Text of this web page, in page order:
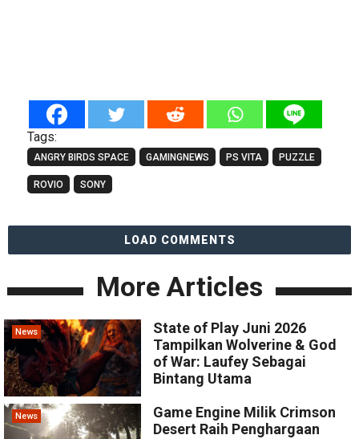
Tags:
ANGRY BIRDS SPACE GAMINGNEWS PS VITA PUZZLE
ROVIO SONY
LOAD COMMENTS
More Articles
News
State of Play Juni 2026
Tampilkan Wolverine & God
of War: Laufey Sebagai
Bintang Utama
News
Game Engine Milik Crimson
Desert Raih Penghargaan